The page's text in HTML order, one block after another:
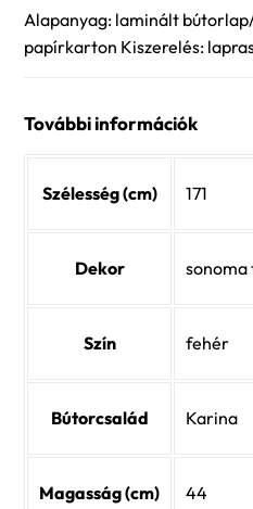
Alapanyag: laminált
papírkarton Kiszerelés:
További információk
Szélesség (cm) 171
Dekor
Szín fehér
Bútorcsalád Karina
Magasság (cm) 44